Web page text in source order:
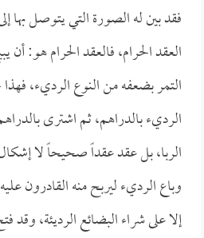
فقد بين له الصورة التي يتوصل بها
العقد الحرام، فالعقد الحرام هو: أن
التمر بضعفه من النوع الرديء،
الرديء بالدراهم، ثم اشترى
الربا، بل عقد عقداً صحيحاً لا
وباع الرديء ليربح منه القادرون
إلا على شراء البضائع الرديئة، وقد